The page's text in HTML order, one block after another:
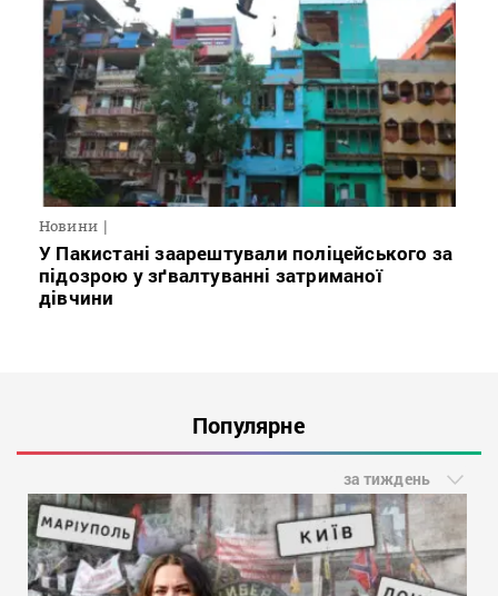
Новини
У Пакистані заарештували поліцейського за
підозрою у зґвалтуванні затриманої
дівчини
Популярне
за тиждень